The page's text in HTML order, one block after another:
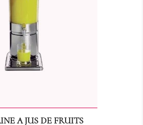
A JUS DE FRUITS